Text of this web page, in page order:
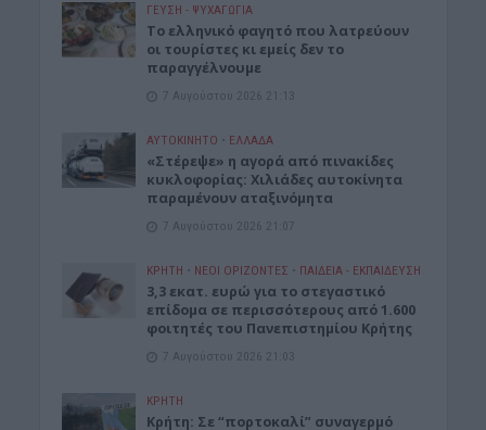
ΓΕΎΣΗ - ΨΥΧΑΓΩΓΊΑ
Το ελληνικό φαγητό που λατρεύουν
οι τουρίστες κι εμείς δεν το
παραγγέλνουμε
7 Αυγούστου 2026 21:13
ΑΥΤΟΚΙΝΗΤΟ • ΕΛΛΑΔΑ
«Στέρεψε» η αγορά από πινακίδες
κυκλοφορίας: Χιλιάδες αυτοκίνητα
παραμένουν αταξινόμητα
7 Αυγούστου 2026 21:07
ΚΡΗΤΗ • ΝΕΟΙ ΟΡΙΖΟΝΤΕΣ • ΠΑΙΔΕΙΑ - ΕΚΠΑΙΔΕΥΣΗ
3,3 εκατ. ευρώ για το στεγαστικό
επίδομα σε περισσότερους από 1.600
φοιτητές του Πανεπιστημίου Κρήτης
7 Αυγούστου 2026 21:03
ΚΡΗΤΗ
Κρήτη: Σε “πορτοκαλί” συναγερμό